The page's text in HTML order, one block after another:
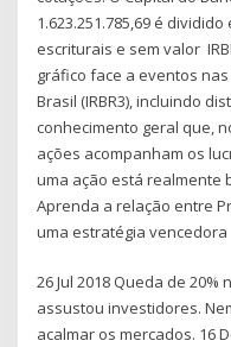
1.623.251.785,69 é
escriturais e sem valor
gráfico face a eventos
Brasil (IRBR3), incluindo
conhecimento geral que,
ações acompanham os
uma ação está realmente
Aprenda a relação entre
uma estratégia vencedora
26 Jul 2018 Queda de
assustou investidores.
acalmar os mercados. 16